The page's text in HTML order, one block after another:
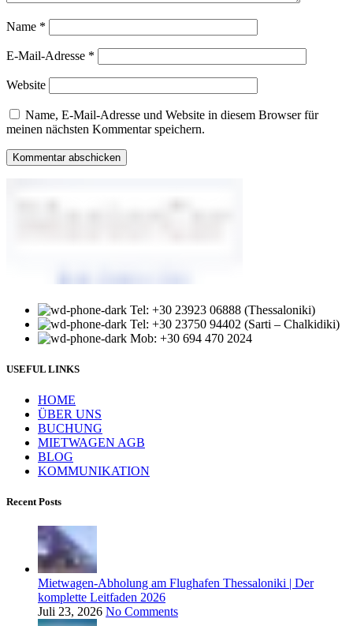
Name *
E-Mail-Adresse *
Website
Name, E-Mail-Adresse und Website in diesem Browser für
meinen nächsten Kommentar speichern.
Tel: +30 23923 06888 (Thessaloniki)
Tel: +30 23750 94402 (Sarti – Chalkidiki)
Mob: +30 694 470 2024
USEFUL LINKS
HOME
ÜBER UNS
BUCHUNG
MIETWAGEN AGB
BLOG
KOMMUNIKATION
Recent Posts
Mietwagen-Abholung am Flughafen Thessaloniki | Der
komplette Leitfaden 2026
Juli 23, 2026 No Comments